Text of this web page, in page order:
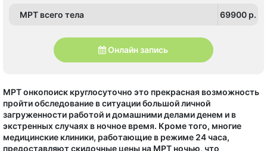
МРТ всего тела 69900 p.
Онлайн запись
МРТ онкопоиск круглосуточно это прекрасная возможность
пройти обследование в ситуации большой личной
загруженности работой и домашними делами денем и в
экстренных случаях в ночное время. Кроме того, многие
медицинские клиники, работающие в режиме 24 часа,
предоставляют скидочные цены на МРТ ночью, что